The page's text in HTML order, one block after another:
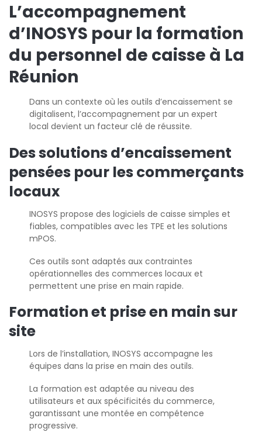
L’accompagnement
d’INOSYS pour la formation
du personnel de caisse à La
Réunion
Dans un contexte où les outils d’encaissement se
digitalisent, l’accompagnement par un expert
local devient un facteur clé de réussite.
Des solutions d’encaissement
pensées pour les commerçants
locaux
INOSYS propose des logiciels de caisse simples et
fiables, compatibles avec les TPE et les solutions
mPOS.
Ces outils sont adaptés aux contraintes
opérationnelles des commerces locaux et
permettent une prise en main rapide.
Formation et prise en main sur
site
Lors de l’installation, INOSYS accompagne les
équipes dans la prise en main des outils.
La formation est adaptée au niveau des
utilisateurs et aux spécificités du commerce,
garantissant une montée en compétence
progressive.